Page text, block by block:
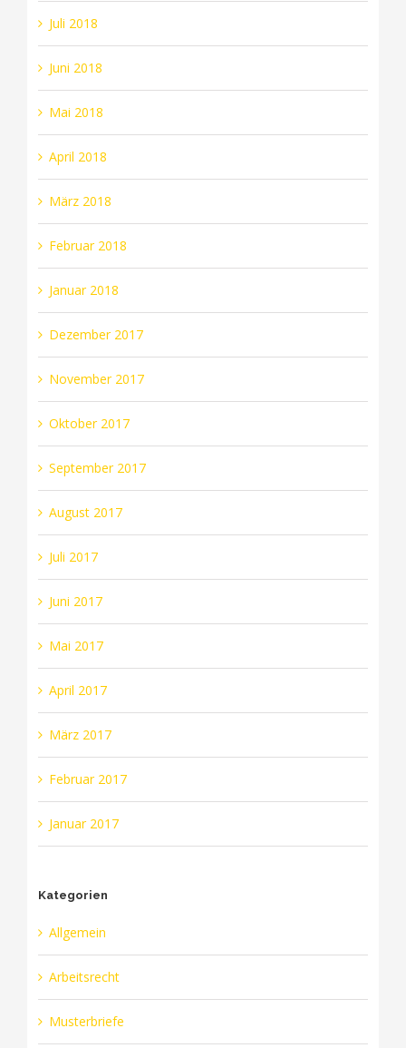
Juli 2018
Juni 2018
Mai 2018
April 2018
März 2018
Februar 2018
Januar 2018
Dezember 2017
November 2017
Oktober 2017
September 2017
August 2017
Juli 2017
Juni 2017
Mai 2017
April 2017
März 2017
Februar 2017
Januar 2017
Kategorien
Allgemein
Arbeitsrecht
Musterbriefe